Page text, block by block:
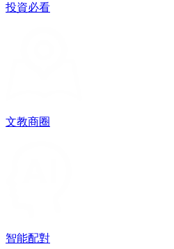
投資必看
文教商圈
智能配對